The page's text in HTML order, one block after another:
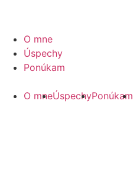
O mne
Úspechy
Ponúkam
O mneÚspechyPonúkam